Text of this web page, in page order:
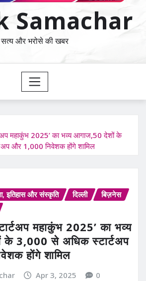
Samachar
सत्य और भरोसे की खबर
महाकुंभ 2025’ का भव्य आगाज,50 देशों के
और 1,000 निवेशक होंगे शामिल
इतिहास और संस्कृति दिल्ली
बिज़नेस
महाकुंभ 2025’ का भव्य
के 3,000 से अधिक स्टार्टअप
होंगे शामिल
Apr 3, 2025 0